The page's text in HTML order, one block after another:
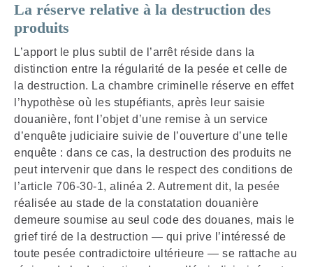
La réserve relative à la destruction des
produits
L’apport le plus subtil de l’arrêt réside dans la
distinction entre la régularité de la pesée et celle de
la destruction. La chambre criminelle réserve en effet
l’hypothèse où les stupéfiants, après leur saisie
douanière, font l’objet d’une remise à un service
d’enquête judiciaire suivie de l’ouverture d’une telle
enquête : dans ce cas, la destruction des produits ne
peut intervenir que dans le respect des conditions de
l’article 706-30-1, alinéa 2. Autrement dit, la pesée
réalisée au stade de la constatation douanière
demeure soumise au seul code des douanes, mais le
grief tiré de la destruction — qui prive l’intéressé de
toute pesée contradictoire ultérieure — se rattache au